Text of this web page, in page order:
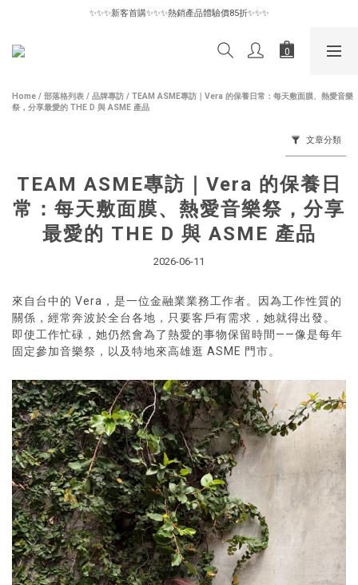
✨✨✨新客首購✨✨✨熱銷產品體驗價85折✨✨✨
✨✨✨新客首購✨✨✨熱銷產品體驗價85折✨✨✨
惜物專區6折起｜數量有限售完為止🪽
Home / 部落格列表 / 品牌專訪 / TEAM ASME專訪｜Vera 的保養日常：每天敷面膜、熱愛音樂
祭，分享最愛的 THE D 與 ASME 產品
文章分類
TEAM ASME專訪｜Vera 的保養日
常：每天敷面膜、熱愛音樂祭，分享
最愛的 THE D 與 ASME 產品
2026-06-11
來自台中的 Vera，是一位金融業業務工作者。因為工作性質的
關係，經常奔波於全台各地，只要客戶有需求，她就得出發。
即使工作忙碌，她仍然會為了熱愛的事物保留時間——像是每年
固定參加音樂祭，以及特地來高雄逛 ASME 門市。